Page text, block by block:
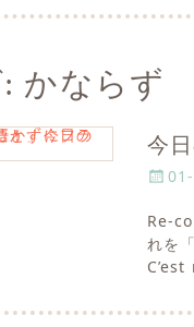
かならず
今
P
s
t
e
o
Re-
れを